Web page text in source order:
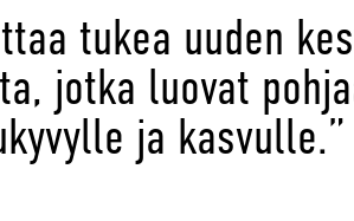
tukea uuden
jotka luovat
ja kasvulle.”